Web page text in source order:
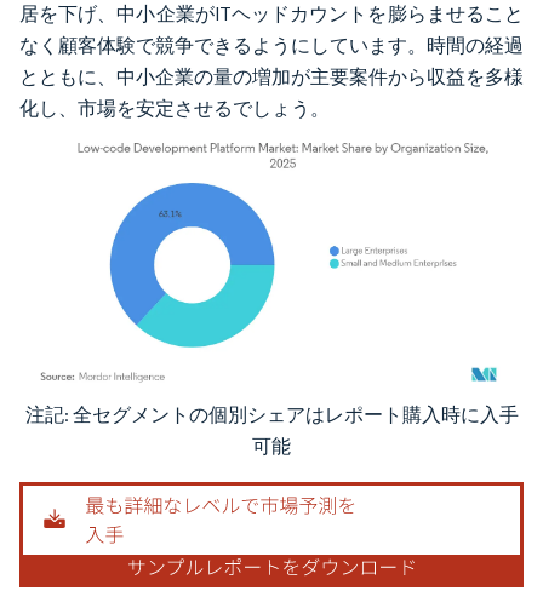
居を下げ、中小企業がITヘッドカウントを膨らませること
なく顧客体験で競争できるようにしています。時間の経過
とともに、中小企業の量の増加が主要案件から収益を多様
化し、市場を安定させるでしょう。
画像 © Mordor Intelligence。再利用にはCC BY 4.0の表示が必要です。
注記: 全セグメントの個別シェアはレポート購入時に入手
可能